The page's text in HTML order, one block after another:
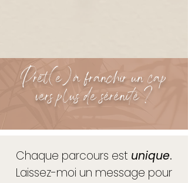
Prêt(e)à franchir un cap
vers plus de sérénité ?
Chaque parcours est unique.
Laissez-moi un message pour